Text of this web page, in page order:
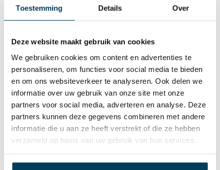
Toestemming Details Over
Deze website maakt gebruik van cookies
We gebruiken cookies om content en advertenties te
personaliseren, om functies voor social media te bieden
en om ons websiteverkeer te analyseren. Ook delen we
informatie over uw gebruik van onze site met onze
partners voor social media, adverteren en analyse. Deze
partners kunnen deze gegevens combineren met andere
informatie die u aan ze heeft verstrekt of die ze hebben
verzameld op basis van uw gebruik van hun services.
Bella Donna Hoeslaken
Gebroken Wit
62,95- €142,00
Bella Donna Hoeslaken Grijs
€64,00 -€144,00
2 3 4 5 6 7 →